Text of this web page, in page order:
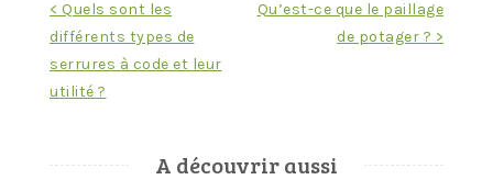
Navigation
l’article
< Quels sont les
différents types de
serrures à code et leur
utilité ?
Qu’est-ce que le paillage
de potager ? >
A découvrir aussi